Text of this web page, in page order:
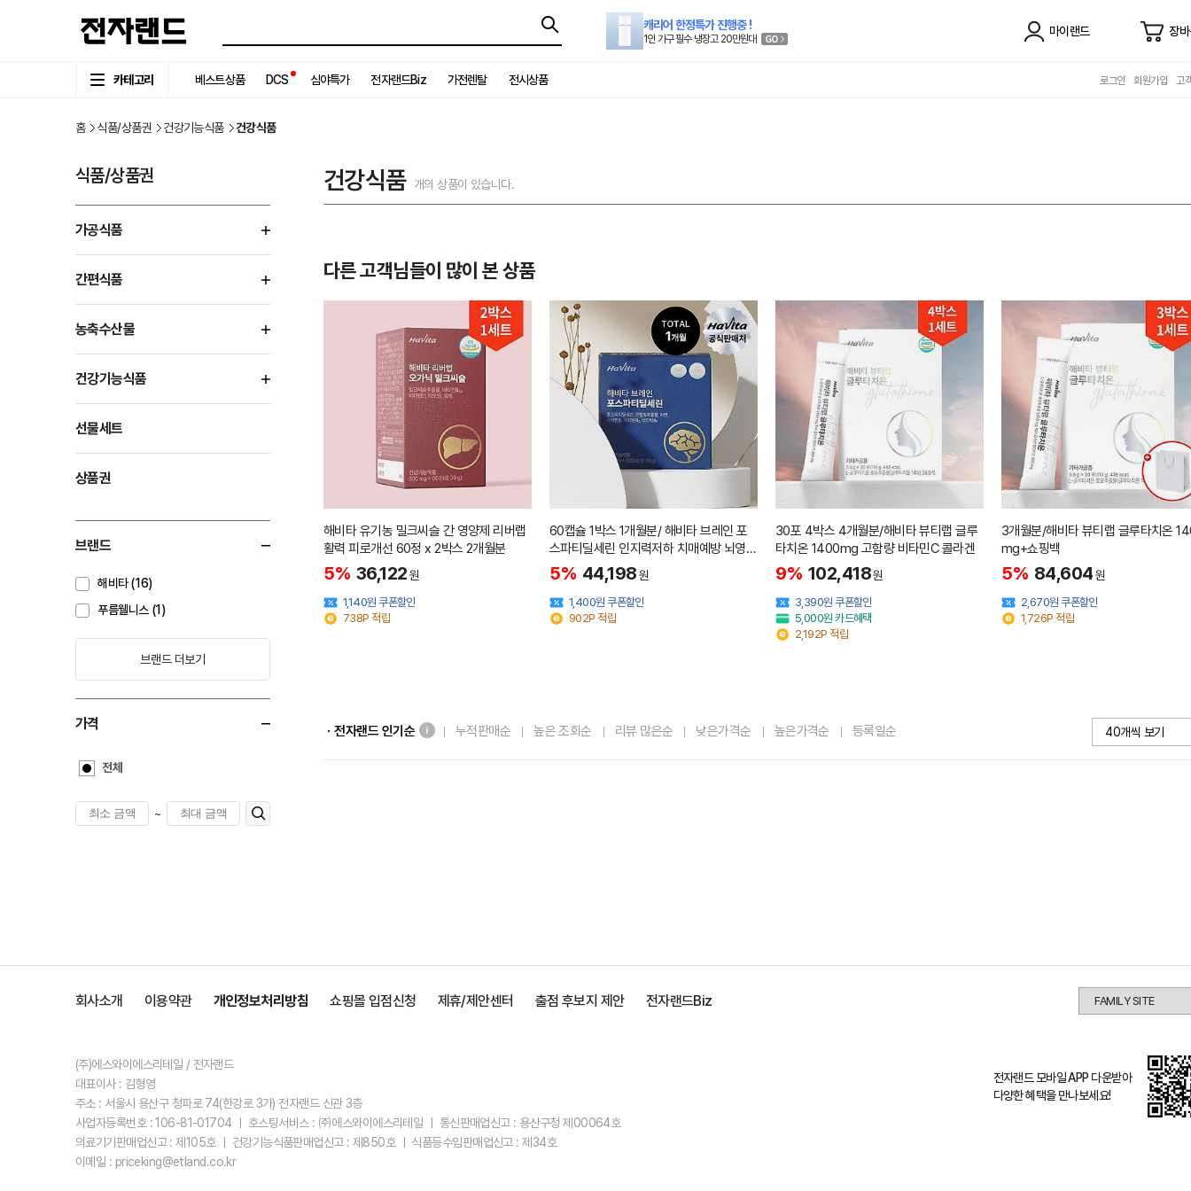
캐리어 한정특가 진행중 !
1인 가구 필수 냉장고 20만원대
마이랜드 장
카테고리 베스트상품 DCS 심야특가 전자랜드Biz 가전렌탈 전시상품 로그인 회원가입 고
홈 식품/상품권 건강기능식품 건강식품
식품/상품권
가공식품
간편식품
농축수산물
건강기능식품
선물세트
상품권
브랜드
해비타 (16)
푸름웰니스 (1)
브랜드 더보기
가격
전체
~
건강식품 개의 상품이 있습니다.
다른 고객님들이 많이 본 상품
해비타 유기농 밀크씨슬 간 영양제 리버랩
활력 피로개선 60정 x 2박스 2개월분
5% 36,122원
1,140원 쿠폰할인
738P 적립
60캡슐 1박스 1개월분/ 해비타 브레인 포
스파티딜세린 인지력저하 치매예방 뇌영양
제 500mg
5% 44,198원
1,400원 쿠폰할인
902P 적립
30포 4박스 4개월분/해비타 뷰티랩 글루
타치온 1400mg 고함량 비타민C 콜라겐
9% 102,418원
3,390원 쿠폰할인
5,000원 카드혜택
2,192P 적립
3개월분/해비타 뷰티랩 글루타치온
mg+쇼핑백
5% 84,604원
2,670원 쿠폰할인
1,726P 적립
ㆍ전자랜드 인기순 누적판매순 높은 조회순 리뷰 많은순 낮은가격순 높은가격순 등록일순
회사소개 이용약관 개인정보처리방침 쇼핑몰 입점신청 제휴/제안센터 출점 후보지 제안 전자랜드Biz
(주)에스와이에스리테일 / 전자랜드
대표이사 : 김형영
주소 : 서울시 용산구 청파로 74(한강로 3가) 전자랜드 신관 3층
사업자등록번호 : 106-81-01704 ㅣ 호스팅서비스 : ㈜에스와이에스리테일 ㅣ 통신판매업신고 : 용산구청 제00064호
의료기기판매업신고 : 제105호 ㅣ 건강기능식품판매업신고 : 제850호 ㅣ 식품등수입판매업신고 : 제34호
이메일 : priceking@etland.co.kr
전자랜드 모바일 APP 다운받아
다양한 혜택을 만나보세요!